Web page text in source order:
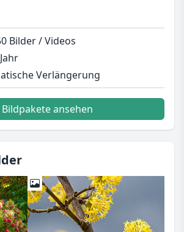
Bilder / Videos
Verlängerung
Bildpakete ansehen